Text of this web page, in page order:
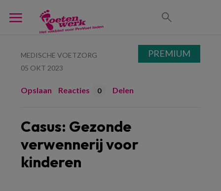
MEDISCHE VOETZORG
05 OKT 2023
Opslaan Reacties 0 Delen
Casus: Gezonde
verwennerij voor
kinderen
PREMIUM